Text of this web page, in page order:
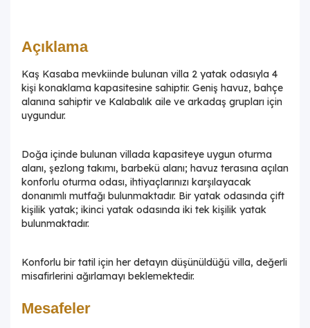
Açıklama
Kaş Kasaba mevkiinde bulunan villa 2 yatak odasıyla 4
kişi konaklama kapasitesine sahiptir. Geniş havuz, bahçe
alanına sahiptir ve Kalabalık aile ve arkadaş grupları için
uygundur.
Doğa içinde bulunan villada kapasiteye uygun oturma
alanı, şezlong takımı, barbekü alanı; havuz terasına açılan
konforlu oturma odası, ihtiyaçlarınızı karşılayacak
donanımlı mutfağı bulunmaktadır. Bir yatak odasında çift
kişilik yatak; ikinci yatak odasında iki tek kişilik yatak
bulunmaktadır.
Konforlu bir tatil için her detayın düşünüldüğü villa, değerli
misafirlerini ağırlamayı beklemektedir.
Mesafeler